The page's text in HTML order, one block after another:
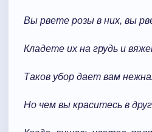
Вы рвете розы в них, вы
Кладете их на грудь и
Таков убор дает вам
Но чем вы краситесь в